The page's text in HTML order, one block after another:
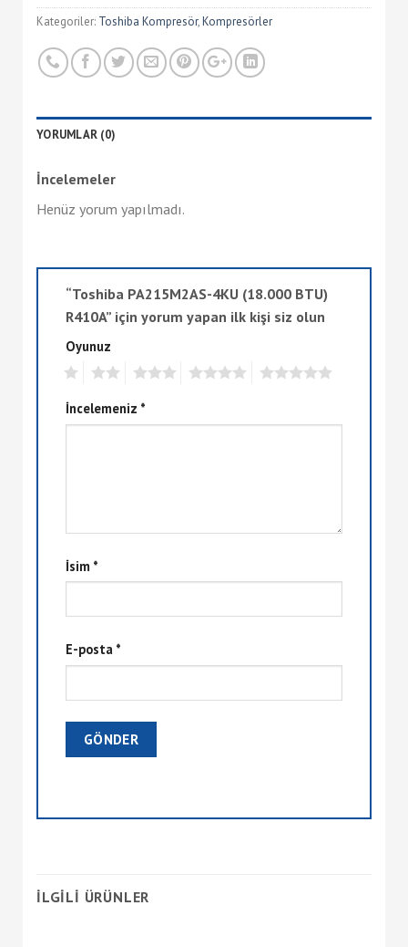
Kategoriler: Toshiba Kompresör,Kompresörler
YORUMLAR (0)
İncelemeler
Henüz yorum yapılmadı.
“Toshiba PA215M2AS-4KU (18.000 BTU)
R410A” için yorum yapan ilk kişi siz olun
Oyunuz
İncelemeniz *
İsim *
E-posta *
İLGILI ÜRÜNLER